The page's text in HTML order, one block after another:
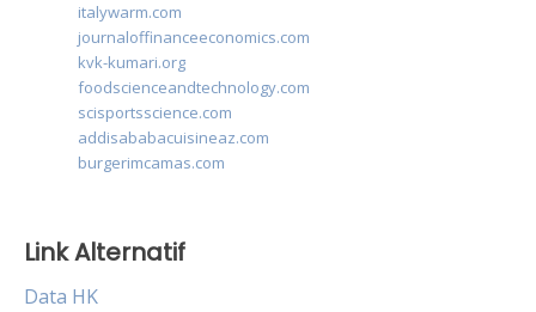
italywarm.com
journaloffinanceeconomics.com
kvk-kumari.org
foodscienceandtechnology.com
scisportsscience.com
addisababacuisineaz.com
burgerimcamas.com
Link Alternatif
Data HK